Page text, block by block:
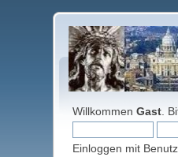
WillkommenGast .
Einloggen mit